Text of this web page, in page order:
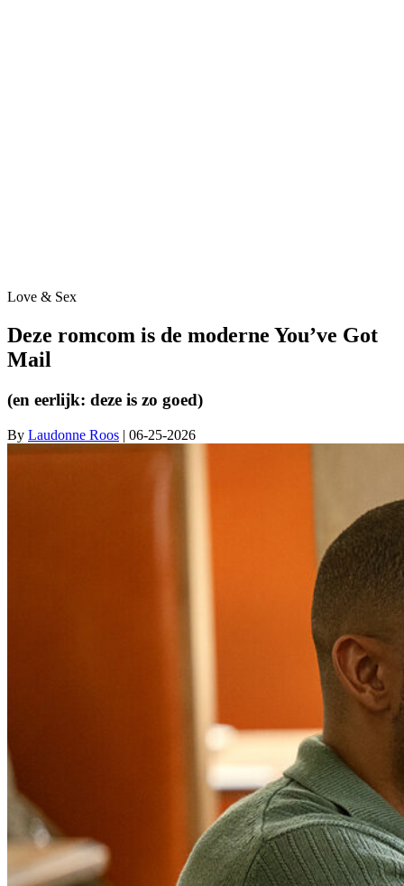
Love & Sex
Deze romcom is de moderne You’ve Got
Mail
(en eerlijk: deze is zo goed)
By Laudonne Roos | 06-25-2026